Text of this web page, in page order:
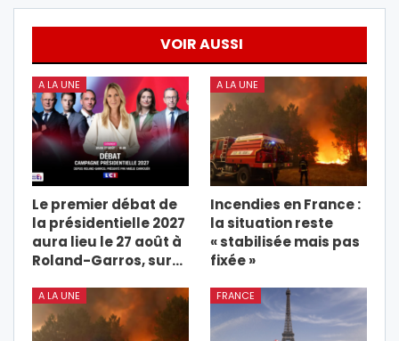
VOIR AUSSI
A LA UNE
Le premier débat de
la présidentielle 2027
aura lieu le 27 août à
Roland-Garros, sur…
A LA UNE
Incendies en France :
la situation reste
« stabilisée mais pas
fixée »
A LA UNE FRANCE